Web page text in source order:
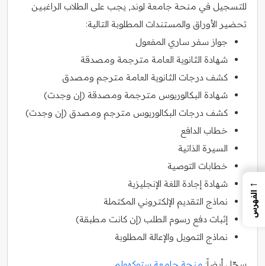
للتسجيل في منحة جامعة لوند, يجب على الطلاب الراغبين
تحضير الأوراق والمستندات المطلوبة التالية:
جواز سفر ساري المفعول
شهادة الثانوية العامة مترجمة ومصدقة
كشف درجات الثانوية العامة مترجم ومصدق
شهادة البكالوريوس مترجمة ومصدقة (إن وجدت)
كشف درجات البكالوريوس مترجم ومصدق (إن وجدت)
خطاب الدافع
السيرة الذاتية
خطابات التوصية
شهادة إجادة اللغة الإنجليزية
نماذج التقديم الإلكتروني المكتملة
إثبات دفع رسوم الطلب (إن كانت مطبقة)
نماذج التمويل والإعالة المطلوبة
←
الفهرس